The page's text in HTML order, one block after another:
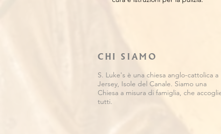
CHI SIAMO
S. Luke's è una chiesa anglo-cattolica a
Jersey, Isole del Canale. Siamo una
Chiesa a misura di famiglia, che
tutti.